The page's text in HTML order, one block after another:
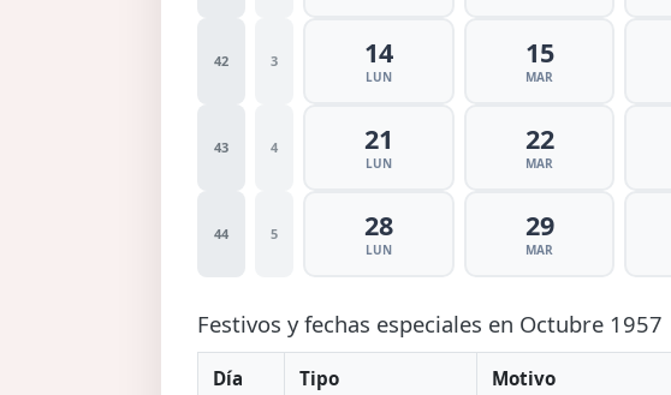
42 3 14
LUN
15
MAR
43 4 21
LUN
22
MAR
44 5 28
LUN
29
MAR
Festivos y fechas especiales en Octubre 1957
Día Tipo Motivo